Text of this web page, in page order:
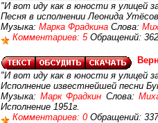
"И вот иду как в юности я улицей
Песня в исполнении Леонида
Музыка: Марка Фрадкина Слова:
Комментариев: 5 Обращений:
"И вот иду как в юности я улицей
Исполнение известнейшей песни
Музыка:Марк Фрадкин Слова:
Исполнение 1951г.
Комментариев: 0 Обращений: